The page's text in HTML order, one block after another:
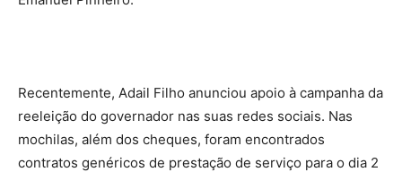
Recentemente, Adail Filho anunciou apoio à campanha da
reeleição do governador nas suas redes sociais. Nas
mochilas, além dos cheques, foram encontrados
contratos genéricos de prestação de serviço para o dia 2